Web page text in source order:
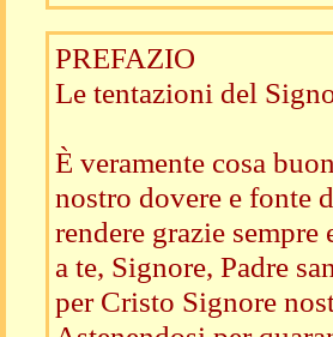
PREFAZIO
Le tentazioni del
È veramente cosa
nostro dovere e fonte
rendere grazie
a te, Signore, Padre
per Cristo Signore